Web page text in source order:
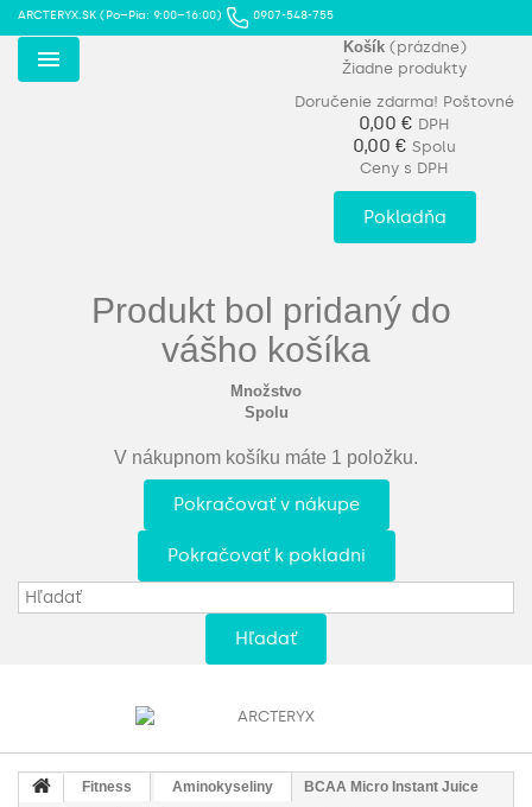
ARCTERYX.SK (Po–Pia: 9:00–16:00) 0907-548-755
Menu
Košík (prázdne)
Žiadne produkty
Doručenie zdarma! Poštovné
0,00 € DPH
0,00 € Spolu
Ceny s DPH
Pokladňa
Produkt bol pridaný do
vášho košíka
Množstvo
Spolu
V nákupnom košíku máte 1 položku.
Pokračovať v nákupe
Pokračovať k pokladni
Hľadať
Fitness Aminokyseliny
BCAA Micro Instant Juice